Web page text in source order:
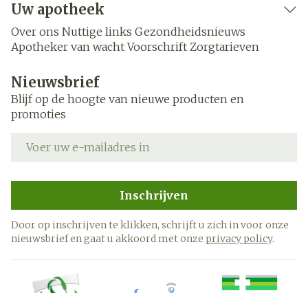
Uw apotheek
Over ons Nuttige links Gezondheidsnieuws
Apotheker van wacht Voorschrift Zorgtarieven
Nieuwsbrief
Blijf op de hoogte van nieuwe producten en
promoties
Inschrijven
Door op inschrijven te klikken, schrijft u zich in voor onze
nieuwsbrief en gaat u akkoord met onze privacy policy.